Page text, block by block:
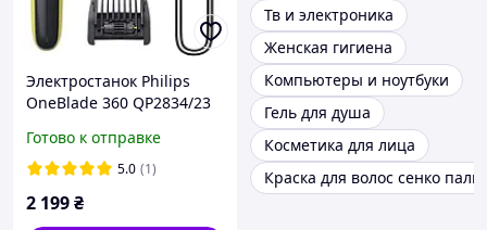
Электростанок Philips
OneBlade 360 QP2834/23
(8720689029117)
Готово к отправке
5.0 (1)
2 199₴
Тв и электроника
Женская гигиена
Компьютеры и ноутбуки
Гель для душа
Косметика для лица
Краска для волос сенко